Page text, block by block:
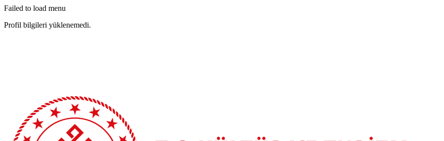
Failed to load menu
Profil bilgileri yüklenemedi.